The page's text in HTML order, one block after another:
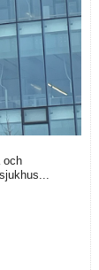
och